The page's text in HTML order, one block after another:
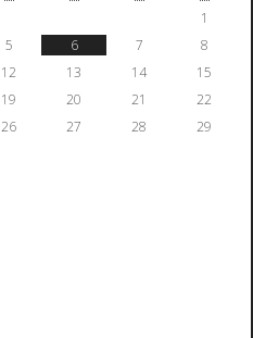
1
5 6 7
8
12 13 14
15
19 20 21
22
26 27 28
29